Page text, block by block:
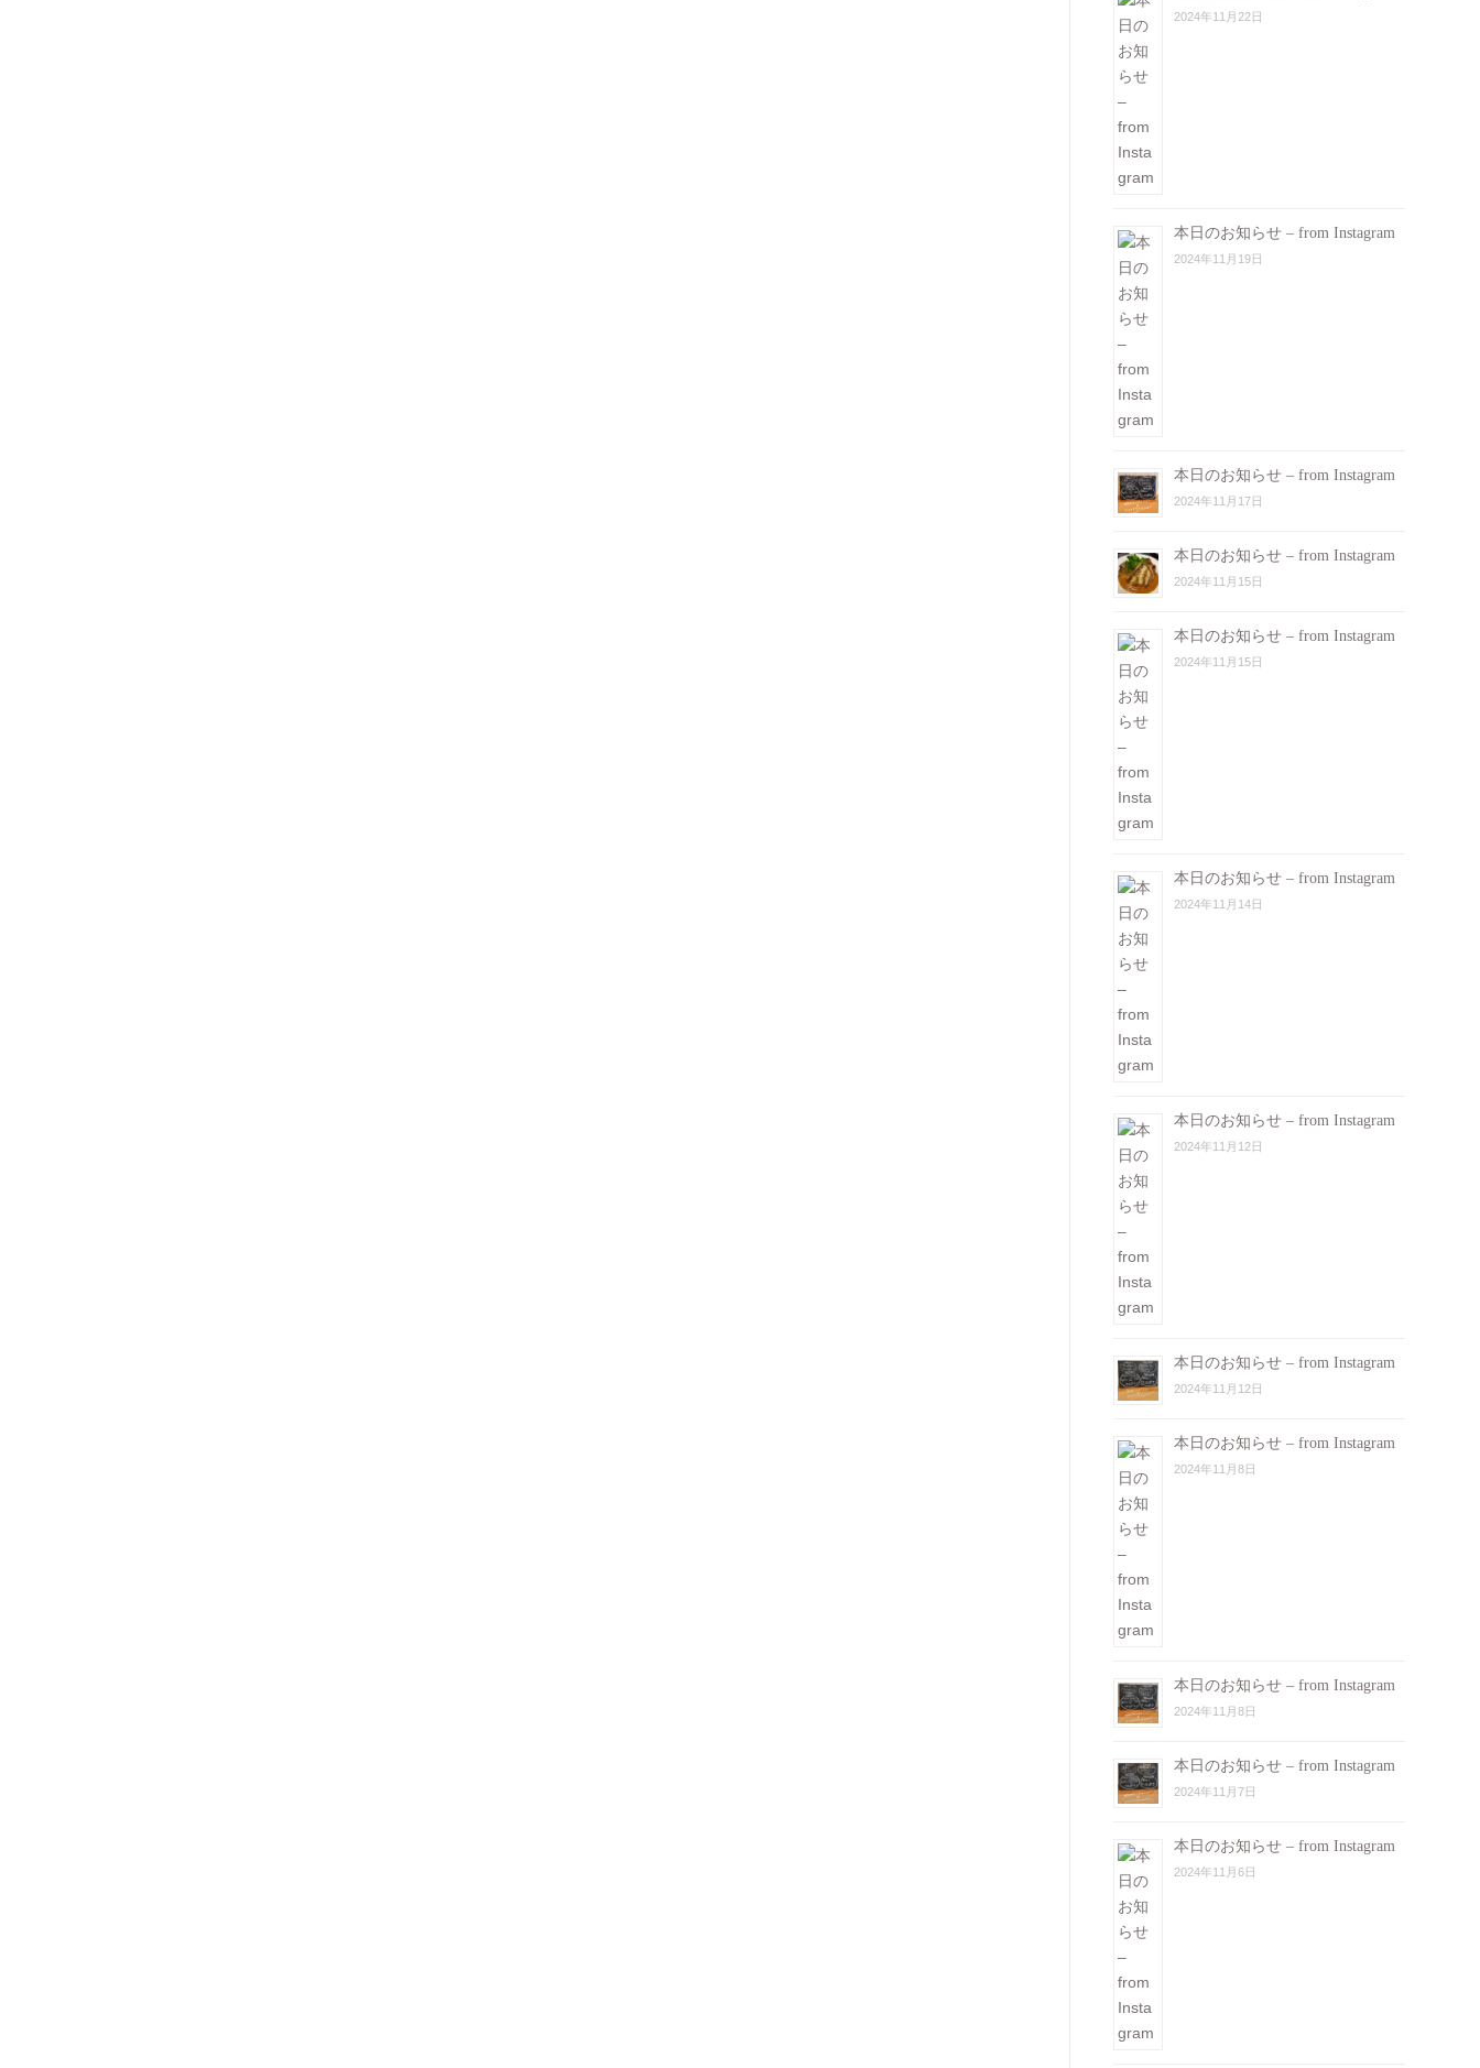
2024年11月22日
本日のお知らせ – from Instagram
2024年11月19日
本日のお知らせ – from Instagram
2024年11月17日
本日のお知らせ – from Instagram
2024年11月15日
本日のお知らせ – from Instagram
2024年11月15日
本日のお知らせ – from Instagram
2024年11月14日
本日のお知らせ – from Instagram
2024年11月12日
本日のお知らせ – from Instagram
2024年11月12日
本日のお知らせ – from Instagram
2024年11月8日
本日のお知らせ – from Instagram
2024年11月8日
本日のお知らせ – from Instagram
2024年11月7日
本日のお知らせ – from Instagram
2024年11月6日